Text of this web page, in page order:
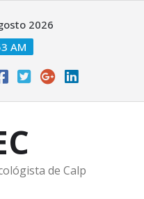
2026
AM
de Calp